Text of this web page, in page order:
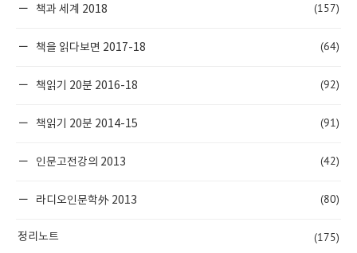
책과 세계 2018 (157)
책을 읽다보면 2017-18 (64)
책읽기 20분 2016-18 (92)
책읽기 20분 2014-15 (91)
인문고전강의 2013 (42)
라디오인문학外 2013 (80)
정리노트 (175)